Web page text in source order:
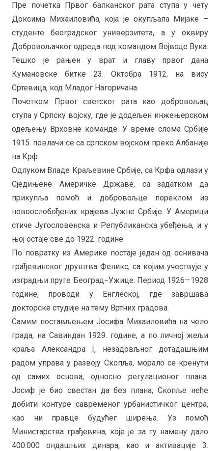
Пре почетка Првог балканског рата ступа у чету
Доксима Михаиловића, која је окупљала Мијаке –
студенте београдског универзитета, а у оквиру
Добровољачког одреда под командом Војводе Вука.
Тешко је рањен у врат и главу првог дана
Кумановске битке 23. Октобра 1912, на вису
Сртевица, код Младог Нагоричана.
Почетком Првог светског рата као добровољац
ступа у Српску војску, где је додељен инжењерском
одељењу Врховне команде. У време слома Србије
1915. повлачи се са српском војском преко Албаније
на Крф.
Одлуком Владе Краљевине Србије, са Крфа одлази у
Сједињене Америчке Државе, са задатком да
прикупља помоћ и добровољце пореклом из
новоослобођених крајева Јужне Србије. У Америци
стиче Југословенска и Републиканска убеђења, и у
њој остаје све до 1922. године.
По повратку из Америке постаје један од оснивача
грађевинског друштва Феникс, са којим учествује у
изградњи пруге Београд−Ужице. Период 1926—1928
године, проводи у Енглеској, где завршава
докторске студије на тему Вртних градова.
Самим постављењем Јосифа Михаиловића на чело
града, на Савиндан 1929. године, а по личној жељи
краља Александра I, незадовљног дотадашњим
радом управа у развоју Скопља, морало се кренути
од самих основа, односно регулационог плана.
Јосиф је био свестан да без плана, Скопље неће
добити контуре савременог урбанистичког центра,
као ни правце будућег ширења. Уз помоћ
Министарства грађевина, које је за ту намену дало
400.000 ондашњих динара, као и активације 3.